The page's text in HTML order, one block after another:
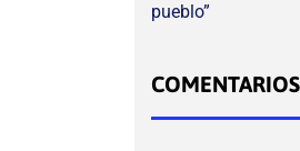
pueblo”